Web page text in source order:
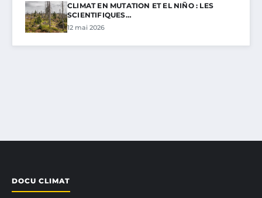
CLIMAT EN MUTATION ET EL NIÑO : LES
SCIENTIFIQUES…
12 mai 2026
DOCU CLIMAT